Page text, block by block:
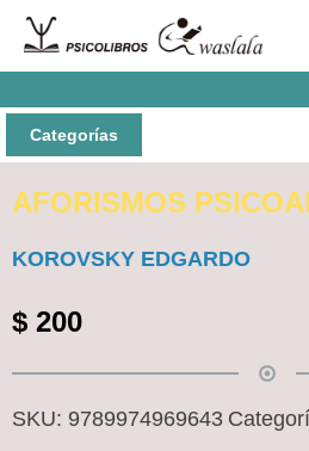
Categorías
AFORISMOS
KOROVSKY EDGARDO
$ 200
SKU: 9789974969643